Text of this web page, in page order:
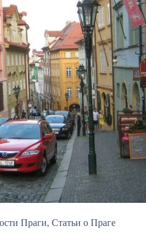
Праги, Статьи о Праге